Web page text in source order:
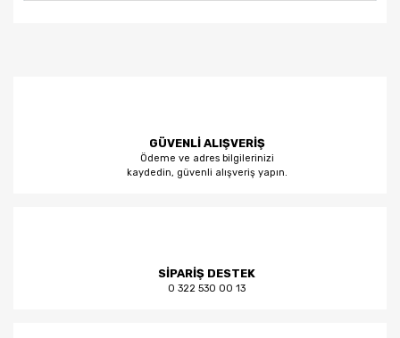
GÜVENLİ ALIŞVERİŞ
Ödeme ve adres bilgilerinizi
kaydedin, güvenli alışveriş yapın.
SİPARİŞ DESTEK
0 322 530 00 13